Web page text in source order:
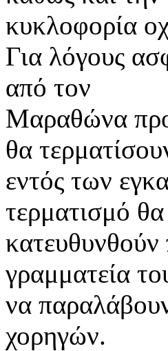
κυκλοφορία
Για λόγους
από τον
Μαραθώνα
θα
εντός των
τερματισμό θα
γραμματεία
να
χορηγών.